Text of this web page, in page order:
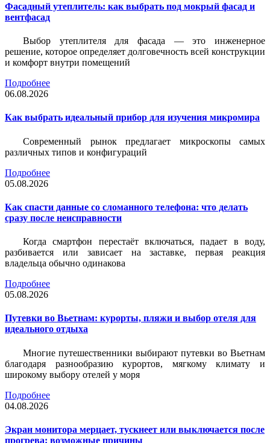
Фасадный утеплитель: как выбрать под мокрый фасад и
вентфасад
Выбор утеплителя для фасада — это инженерное
решение, которое определяет долговечность всей конструкции
и комфорт внутри помещений
Подробнее
06.08.2026
Как выбрать идеальный прибор для изучения микромира
Современный рынок предлагает микроскопы самых
различных типов и конфигураций
Подробнее
05.08.2026
Как спасти данные со сломанного телефона: что делать
сразу после неисправности
Когда смартфон перестаёт включаться, падает в воду,
разбивается или зависает на заставке, первая реакция
владельца обычно одинакова
Подробнее
05.08.2026
Путевки во Вьетнам: курорты, пляжи и выбор отеля для
идеального отдыха
Многие путешественники выбирают путевки во Вьетнам
благодаря разнообразию курортов, мягкому климату и
широкому выбору отелей у моря
Подробнее
04.08.2026
Экран монитора мерцает, тускнеет или выключается после
прогрева: возможные причины